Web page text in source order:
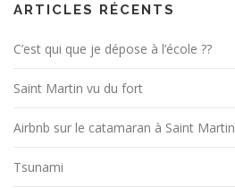
ARTICLES RÉCENTS
C’est qui que je dépose à l’école ??
Saint Martin vu du fort
Airbnb sur le catamaran à Saint Martin
Tsunami